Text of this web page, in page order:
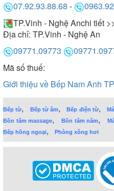
07.92.93.88.68 -
TP.Vinh - Nghệ Anchi tiết >>
Địa chỉ: TP.Vinh - Nghệ An
09771.09773
Mã số thuế:
Giới thiệu về Bếp Nam Anh
Bếp từ, Bếp từ âm,Bếp điện từ,
Bồn tắm massage,Bồn tắm nằm,
Bếp hồng ngoại, Phòng xông hơi